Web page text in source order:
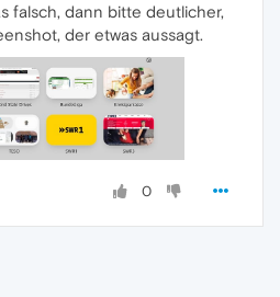
falsch, dann bitte deutlicher,
der etwas aussagt.
0